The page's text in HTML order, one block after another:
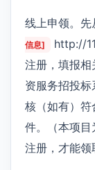
线上申领。先
信息]
http://
注册，填报
资服务招投
核（如有）
件。（本项
注册，才能领